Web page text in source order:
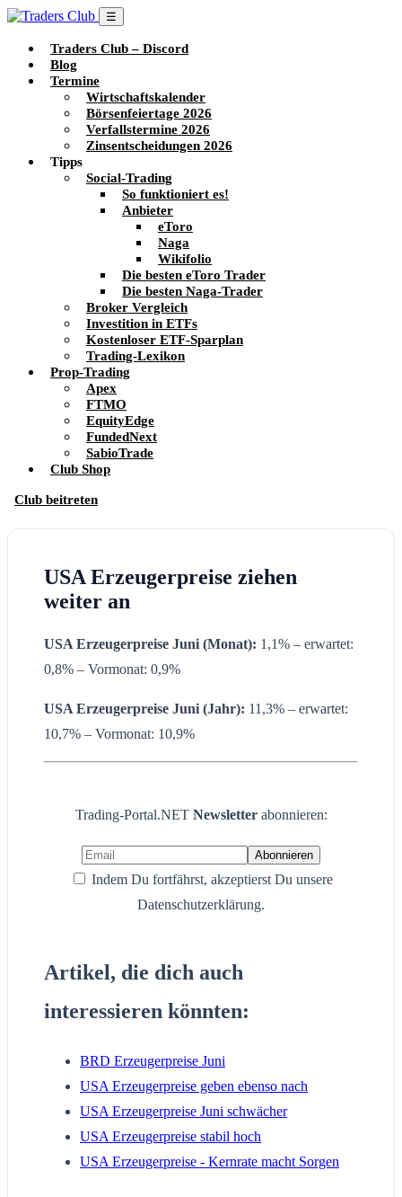
☰
Traders Club – Discord
Blog
Termine
Wirtschaftskalender
Börsenfeiertage 2026
Verfallstermine 2026
Zinsentscheidungen 2026
Tipps
Social-Trading
So funktioniert es!
Anbieter
eToro
Naga
Wikifolio
Die besten eToro Trader
Die besten Naga-Trader
Broker Vergleich
Investition in ETFs
Kostenloser ETF-Sparplan
Trading-Lexikon
Prop-Trading
Apex
FTMO
EquityEdge
FundedNext
SabioTrade
Club Shop
Club beitreten
USA Erzeugerpreise ziehen
weiter an
USA Erzeugerpreise Juni (Monat): 1,1% – erwartet:
0,8% – Vormonat: 0,9%
USA Erzeugerpreise Juni (Jahr): 11,3% – erwartet:
10,7% – Vormonat: 10,9%
Trading-Portal.NET Newsletter abonnieren:
Indem Du fortfährst, akzeptierst Du unsere
Datenschutzerklärung.
Artikel, die dich auch
interessieren könnten:
BRD Erzeugerpreise Juni
USA Erzeugerpreise geben ebenso nach
USA Erzeugerpreise Juni schwächer
USA Erzeugerpreise stabil hoch
USA Erzeugerpreise - Kernrate macht Sorgen